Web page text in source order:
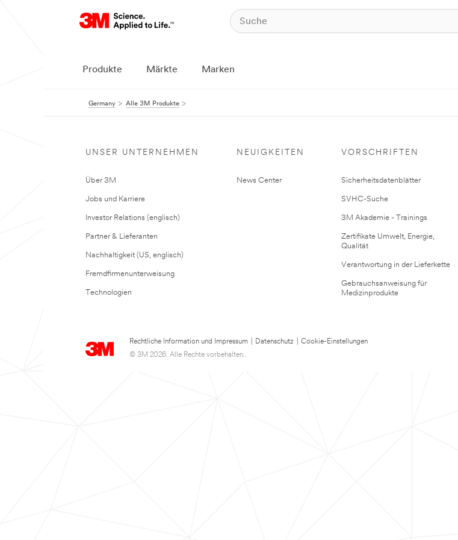
Produkte Märkte Marken
Germany Alle 3M Produkte
UNSER UNTERNEHMEN
Über 3M
Jobs und Karriere
Investor Relations (englisch)
Partner & Lieferanten
Nachhaltigkeit (US, englisch)
Fremdfirmenunterweisung
Technologien
NEUIGKEITEN
News Center
VORSCHRIFTEN
Sicherheitsdatenblätter
SVHC-Suche
3M Akademie - Trainings
Zertifikate Umwelt, Energie,
Qualität
Verantwortung in der Lieferkette
Gebrauchsanweisung für
Medizinprodukte
Rechtliche Information und Impressum Datenschutz
Cookie-Einstellungen
© 3M 2026. Alle Rechte vorbehalten..